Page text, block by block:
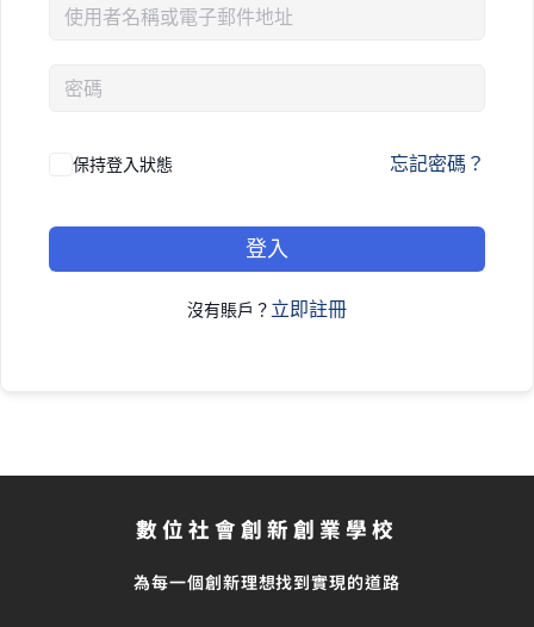
保持登入狀態 忘記密碼？
登入
沒有賬戶？ 立即註冊
數位社會創新創業學校
為每一個創新理想找到實現的道路